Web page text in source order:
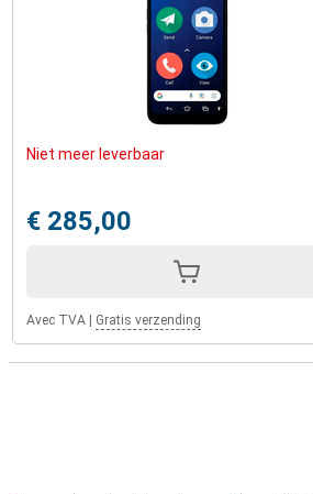
Niet meer leverbaar
€ 285,00
Avec TVA | Gratis verzending